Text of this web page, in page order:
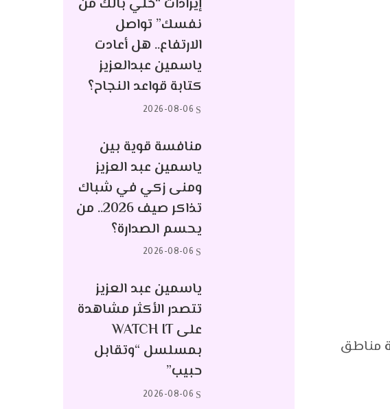
مناطق
إيرادات “خلي بالك من
نفسك” تواصل
الارتفاع.. هل أعادت
ياسمين عبدالعزيز
كتابة قواعد النجاح؟
2026-08-06
منافسة قوية بين
ياسمين عبد العزيز
ومنى زكي في شباك
تذاكر صيف 2026.. من
يحسم الصدارة؟
2026-08-06
ياسمين عبد العزيز
تتصدر الأكثر مشاهدة
على WATCH IT
بمسلسل “وتقابل
حبيب”
2026-08-06